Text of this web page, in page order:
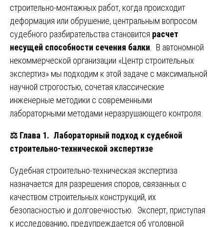
строительно-монтажных работ, когда происходит
деформация или обрушение, центральным вопросом
судебного разбирательства становится расчет
несущей способности сечения балки . В автономной
некоммерческой организации «Центр строительных
экспертиз» мы подходим к этой задаче с максимальной
научной строгостью, сочетая классические
инженерные методики с современными
лабораторными методами неразрушающего контроля.
⚖️ Глава 1. Лабораторный подход к судебной
строительно-технической экспертизе
Судебная строительно-техническая экспертиза
назначается для разрешения споров, связанных с
качеством строительных конструкций, их
безопасностью и долговечностью. Эксперт, приступая
к исследованию, предупреждается об уголовной